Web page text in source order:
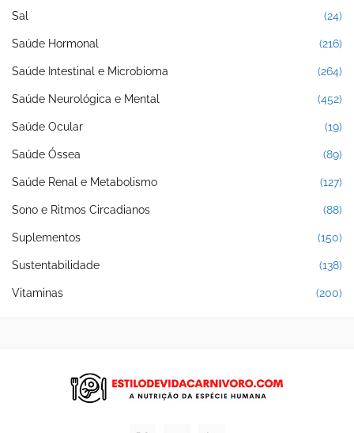
Sal (24)
Saúde Hormonal (216)
Saúde Intestinal e Microbioma (264)
Saúde Neurológica e Mental (452)
Saúde Ocular (19)
Saúde Óssea (89)
Saúde Renal e Metabolismo (127)
Sono e Ritmos Circadianos (88)
Suplementos (150)
Sustentabilidade (138)
Vitaminas (200)